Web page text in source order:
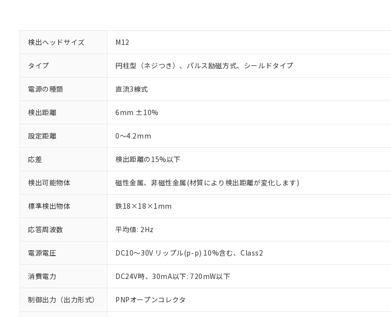
検出ヘッドサイズ M12
タイプ 円柱型（ネジつき）、パルス励磁方式、シールドタイプ
電源の種類 直流3線式
検出距離 6mm ±10%
設定距離 0～4.2mm
応差 検出距離の15%以下
検出可能物体 磁性金属、非磁性金属(材質により検出距離が変化します)
標準検出物体 鉄18×18×1mm
応答周波数 平均値: 2Hz
電源電圧 DC10～30V リップル(p-p) 10%含む、Class2
消費電力 DC24V時、30mA以下: 720mW以下
制御出力（出力形式） PNPオープンコレクタ